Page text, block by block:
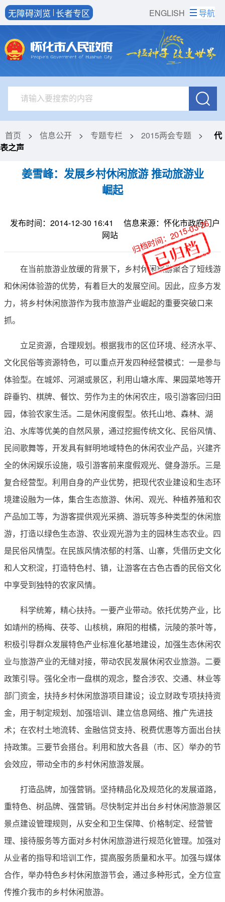
ENGLISH
无障碍浏览 长者专区 导航
首页 > 信息公开 > 专题专栏 > 2015两会专题 >
代
表之声
姜雪峰：发展乡村休闲旅游 推动旅游业
崛起
发布时间：2014-12-30 16:41
信息来源：怀化市政府门户
网站
在当前旅游业放缓的背景下，乡村休闲旅游聚合了短线游
和休闲体验游的优势，有着巨大的发展空间。因此，应多方发
力，将乡村休闲旅游作为我市旅游产业崛起的重要突破口来
抓。
立足资源，合理规划。根据我市的区位环境、经济水平、
文化民俗等资源特色，可以重点开发四种经营模式：一是参与
体验型。在城郊、河湖或景区，利用山塘水库、果园菜地等开
辟垂钓、棋牌、餐饮、劳作为主的休闲农庄，吸引游客回归田
园，体验农家生活。二是休闲度假型。依托山地、森林、湖
泊、水库等优美的自然风景，通过挖掘传统文化、民俗风情、
民间歌舞等，开发具有鲜明地域特色的休闲农业产品，兴建齐
全的休闲娱乐设施，吸引游客前来度假观光、健身游乐。三是
复合经营型。利用自身的产业优势，把现代农业建设和生态环
境建设融为一体，集合生态旅游、休闲、观光、种植养殖和农
产品加工等，为游客提供观光采摘、游玩等多种类型的休闲旅
游，打造以绿色生态游、农业观光游为主的园林生态农业。四
是民俗风情型。在民族风情浓郁的村落、山寨，凭借历史文化
和人文积淀，打造特色村、镇，让游客在古色古香的民俗文化
中享受到独特的农家风情。
科学统筹，精心扶持。一要产业带动。依托优势产业，比
如靖州的杨梅、茯苓、山核桃，麻阳的柑橘，沅陵的茶叶等，
积极引导群众发展特色产业标准化基地建设，加强生态休闲农
业与旅游产业的无缝对接，带动农民发展休闲农业旅游。二要
政策引导。强化全市一盘棋的观念，整合涉农、交通、林业等
部门资金，扶持乡村休闲旅游项目建设；设立财政专项扶持资
金，用于制定规划、加强培训、建立信息网络、推广先进技
术；在农村土地流转、金融信贷支持、税费优惠等方面出台扶
持政策。三要节会搭台。利用和放大各县（市、区）举办的节
会效应，带动全市的乡村休闲旅游发展。
打造品牌，加强营销。坚持精品化及规范化的发展道路，
重特色、树品牌、强营销。尽快制定并出台乡村休闲旅游景区
景点建设管理规则，从安全和卫生保障、价格制定、经营管
理、接待服务等方面对乡村休闲旅游进行规范化管理。加强对
从业者的指导和培训工作，提高服务质量和水平。加强与媒体
合作，举办特色乡村休闲旅游节会，通过多种形式，全方位宣
传推介我市的乡村休闲旅游。
归档时间：2015-03-26